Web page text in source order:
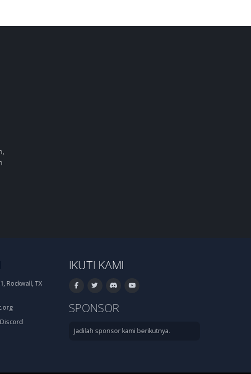
Rockwall, TX
Discord
IKUTI KAMI
SPONSOR
Jadilah sponsor kami berikutnya.